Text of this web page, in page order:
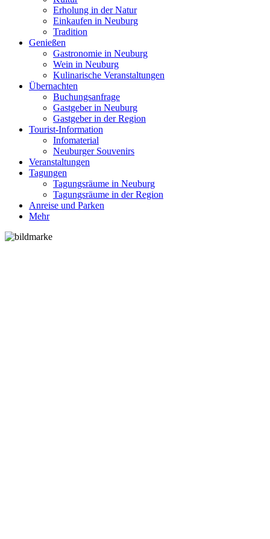
Erholung in der Natur
Einkaufen in Neuburg
Tradition
Genießen
Gastronomie in Neuburg
Wein in Neuburg
Kulinarische Veranstaltungen
Übernachten
Buchungsanfrage
Gastgeber in Neuburg
Gastgeber in der Region
Tourist-Information
Infomaterial
Neuburger Souvenirs
Veranstaltungen
Tagungen
Tagungsräume in Neuburg
Tagungsräume in der Region
Anreise und Parken
Mehr